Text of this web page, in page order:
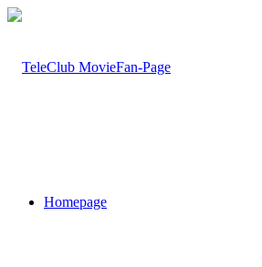
Homepage